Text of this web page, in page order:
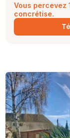
Vous percevez
concrétise.